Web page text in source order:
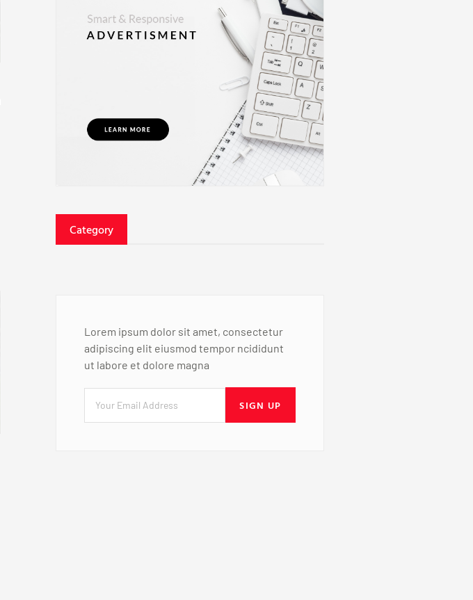
Category
Lorem ipsum dolor sit amet, consectetur
adipiscing elit eiusmod tempor ncididunt
ut labore et dolore magna
SIGN UP